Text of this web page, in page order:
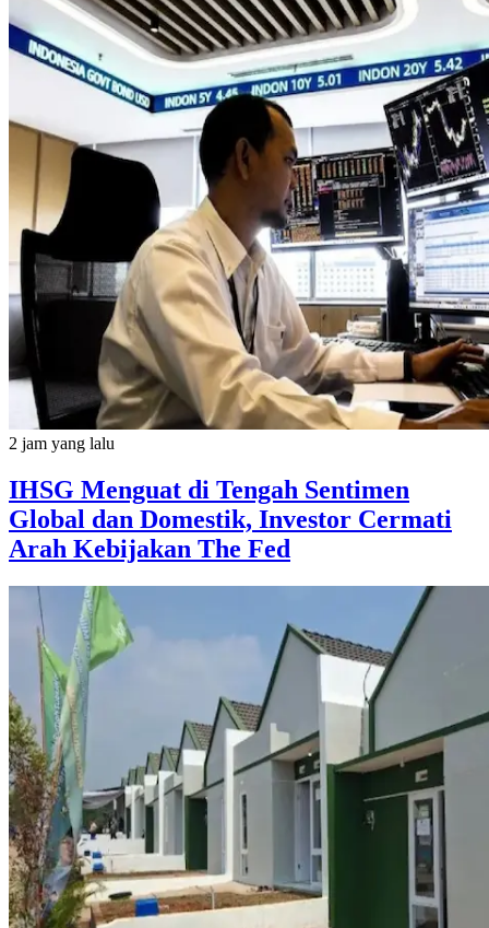
2 jam yang lalu
IHSG Menguat di Tengah Sentimen
Global dan Domestik, Investor Cermati
Arah Kebijakan The Fed